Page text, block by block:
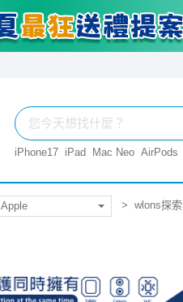
iPhone17 iPad Mac Neo AirPods
Apple wlons探